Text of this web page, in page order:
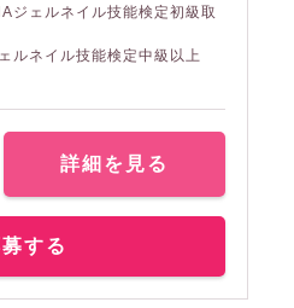
ェルネイル技能検定初級取
ルネイル技能検定中級以上
詳細を見る
する